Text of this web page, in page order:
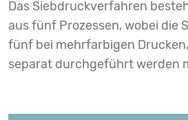
Das Siebdruckverfahren
aus fünf Prozessen, wobei die
fünf bei mehrfarbigen
separat durchgeführt werden